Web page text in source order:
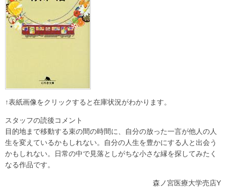
↑表紙画像をクリックすると在庫状況がわかります。
スタッフの読後コメント
目的地まで移動する束の間の時間に、自分の放った一言が他人の人
生を変えているかもしれない。自分の人生を豊かにする人と出会う
かもしれない。日常の中で見落としがちな小さな縁を探してみたく
なる作品です。
森ノ宮医療大学売店Y